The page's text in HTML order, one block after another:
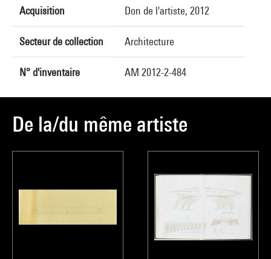
Acquisition Don de l'artiste, 2012
Secteur de collection Architecture
N° d'inventaire AM 2012-2-484
De la/du même artiste